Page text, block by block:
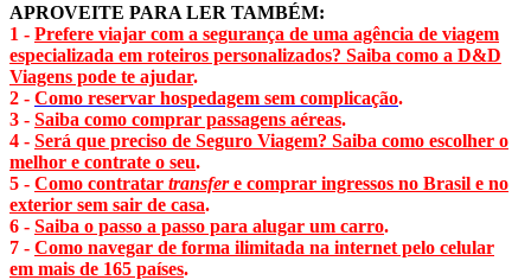
APROVEITE PARA LER TAMBÉM:
1 - Prefere viajar com a segurança de uma agência de viagem
especializada em roteiros personalizados? Saiba como a D&D
Viagens pode te ajudar.
2 - Como reservar hospedagem sem complicação.
3 - Saiba como comprar passagens aéreas.
4 - Será que preciso de Seguro Viagem? Saiba como escolher o
melhor e contrate o seu.
5 - Como contratar transfere comprar ingressos no Brasil e no
exterior sem sair de casa.
6 - Saiba o passo a passo para alugar um carro.
7 - Como navegar de forma ilimitada na internet pelo celular
em mais de 165 países.